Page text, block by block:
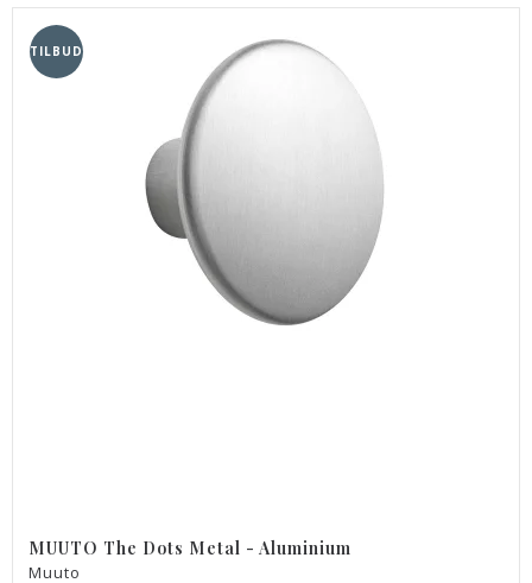
TILBUD
MUUTO The Dots Metal - Aluminium
Muuto